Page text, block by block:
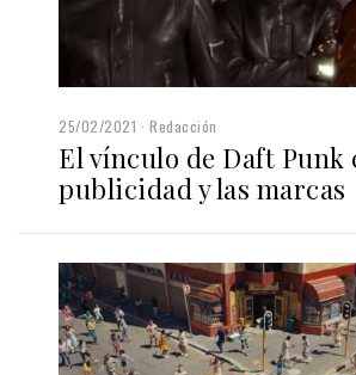
25/02/2021 Redacción
El vínculo de Daft Punk
publicidad y las marcas